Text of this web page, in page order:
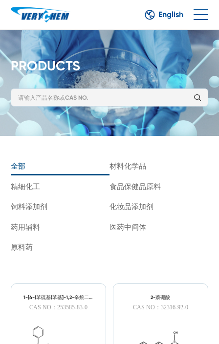
English
PRODUCTS
全部 材料化学品
精细化工 食品保健品原料
饲料添加剂 化妆品添加剂
药用辅料 医药中间体
原料药
1-[4-(苯硫基)苯基]-1,2-辛烷二酮
CAS NO：253585-83-0
2-萘硼酸
CAS NO：32316-92-0